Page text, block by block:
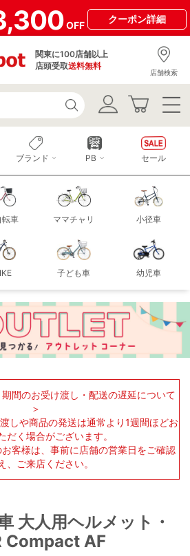
OFF
クーポン詳細
関東に100店舗以上
店頭受取送料無料
店舗検索
転車 ママチャリ 小径車
子ども車 幼児車
ブランド PB セール
間のお受け渡し・配送の遅延について
＞
しや商品の発送は通常より1週間ほどお
だく場合がございます。
客様は、事前に店舗の営業日をご確認
、ご来店ください。
大人用ヘルメット・
Compact AF